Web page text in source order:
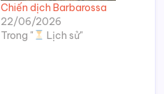
Chiến dịch Barbarossa
22/06/2026
Trong "
Lịch sử"